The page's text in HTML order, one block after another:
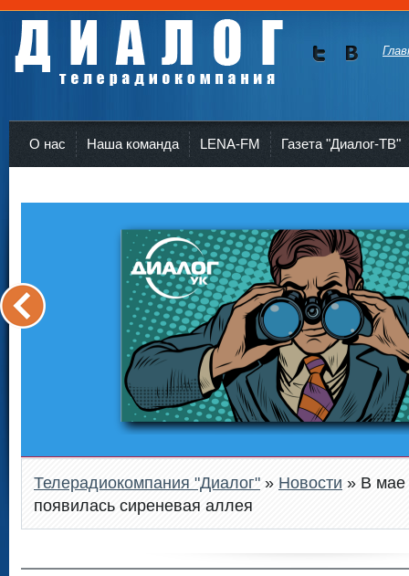
О нас Наша команда LENA-FM Газета "Диалог-ТВ"
Телерадиокомпания "Диалог" » Новости » В мае
появилась сиреневая аллея